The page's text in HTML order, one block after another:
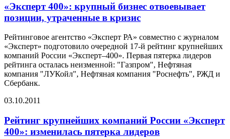
«Эксперт 400»: крупный бизнес отвоевывает
позиции, утраченные в кризис
Рейтинговое агентство «Эксперт РА» совместно с журналом
«Эксперт» подготовило очередной 17-й рейтинг крупнейших
компаний России «Эксперт–400». Первая пятерка лидеров
рейтинга осталась неизменной: "Газпром", Нефтяная
компания "ЛУКойл", Нефтяная компания "Роснефть", РЖД и
Сбербанк.
03.10.2011
Рейтинг крупнейших компаний России «Эксперт
400»: изменилась пятерка лидеров